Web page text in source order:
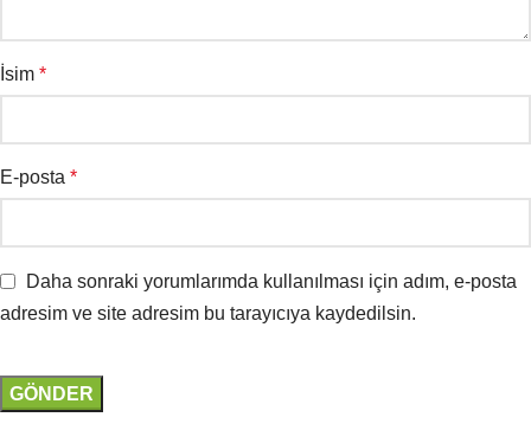
İsim *
E-posta *
Daha sonraki yorumlarımda kullanılması için adım, e-posta
adresim ve site adresim bu tarayıcıya kaydedilsin.